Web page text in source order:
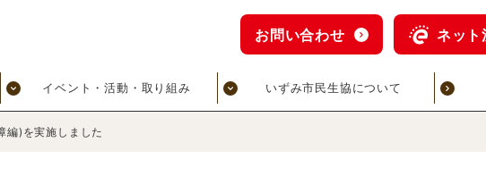
イベント・活動・取り組み いずみ市民生協について
お問い合わせ ネット
編)を実施しました